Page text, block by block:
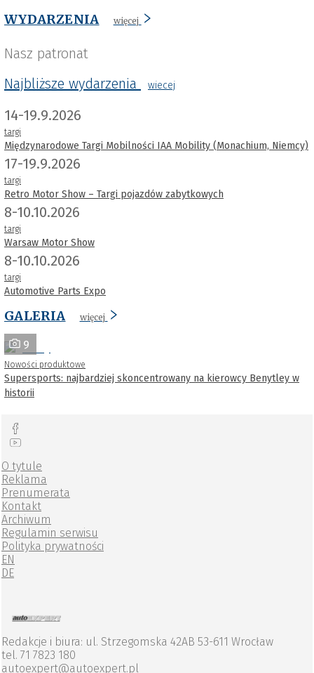
WYDARZENIA więcej
Nasz patronat
Najbliższe wydarzenia
wiecej
14-19.9.2026
targi
Międzynarodowe Targi Mobilności IAA Mobility (Monachium, Niemcy)
17-19.9.2026
targi
Retro Motor Show – Targi pojazdów zabytkowych
8-10.10.2026
targi
Warsaw Motor Show
8-10.10.2026
targi
Automotive Parts Expo
GALERIA więcej
9
Nowości produktowe
Supersports: najbardziej skoncentrowany na kierowcy Benytley w
historii
O tytule
Reklama
Prenumerata
Kontakt
Archiwum
Regulamin serwisu
Polityka prywatności
EN
DE
Redakcje i biura: ul. Strzegomska 42AB 53-611 Wrocław
tel. 71 7823 180
autoexpert@autoexpert.pl